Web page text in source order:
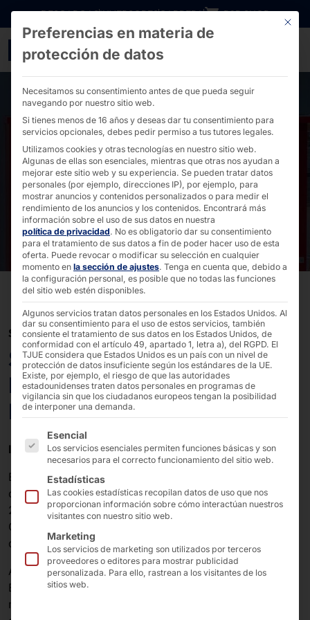
Ir directamente al contenido
DESCARGASINVERSORESCARRERA B2B SHOP
Pyramid como OEM
SUMINISTRO DE MATERIAL LAS 24 HORAS DEL DÍA
SCO para Würth:
POLYTOUCH® en la tienda
B2B
Introducción
En determinadas tiendas Würth, los artesanos tienen la
oportunidad de cubrir sus necesidades inmediatas las
24 horas del día. Para ello, Würth y Pyramid Computer
GmbH han replanteado y perfeccionado el sistema de
quioscos existente.
Adolf Würth GmbH & Co. KG, con sede en Künzelsau,
Baden-Württemberg, es la empresa matriz y también la
mayor empresa individual del Grupo Würth, líder en el
Este
Preferencias en materia de
protección de datos
Necesitamos su consentimiento antes de que pueda seguir
navegando por nuestro sitio web.
Si tienes menos de 16 años y deseas dar tu consentimiento para
servicios opcionales, debes pedir permiso a tus tutores legales.
Utilizamos cookies y otras tecnologías en nuestro sitio web.
Algunas de ellas son esenciales, mientras que otras nos ayudan a
mejorar este sitio web y su experiencia. Se pueden tratar datos
personales (por ejemplo, direcciones IP), por ejemplo, para
mostrar anuncios y contenidos personalizados o para medir el
rendimiento de los anuncios y los contenidos. Encontrará más
información sobre el uso de sus datos en nuestra
política de privacidad. No es obligatorio dar su consentimiento
para el tratamiento de sus datos a fin de poder hacer uso de esta
oferta. Puede revocar o modificar su selección en cualquier
momento en la sección de ajustes. Tenga en cuenta que, debido a
la configuración personal, es posible que no todas las funciones
del sitio web estén disponibles.
Algunos servicios tratan datos personales en los Estados Unidos. Al
dar su consentimiento para el uso de estos servicios, también
consiente el tratamiento de sus datos en los Estados Unidos, de
conformidad con el artículo 49, apartado 1, letra a), del RGPD. El
TJUE considera que Estados Unidos es un país con un nivel de
protección de datos insuficiente según los estándares de la UE.
Existe, por ejemplo, el riesgo de que las autoridades
estadounidenses traten datos personales en programas de
vigilancia sin que los ciudadanos europeos tengan la posibilidad
de interponer una demanda.
A continuación se enumeran los grupos de servicios
Esencial
Los servicios esenciales permiten funciones básicas y son
necesarios para el correcto funcionamiento del sitio web.
Estadísticas
Las cookies estadísticas recopilan datos de uso que nos
proporcionan información sobre cómo interactúan nuestros
visitantes con nuestro sitio web.
Marketing
Los servicios de marketing son utilizados por terceros
proveedores o editores para mostrar publicidad
personalizada. Para ello, rastrean a los visitantes de los
sitios web.